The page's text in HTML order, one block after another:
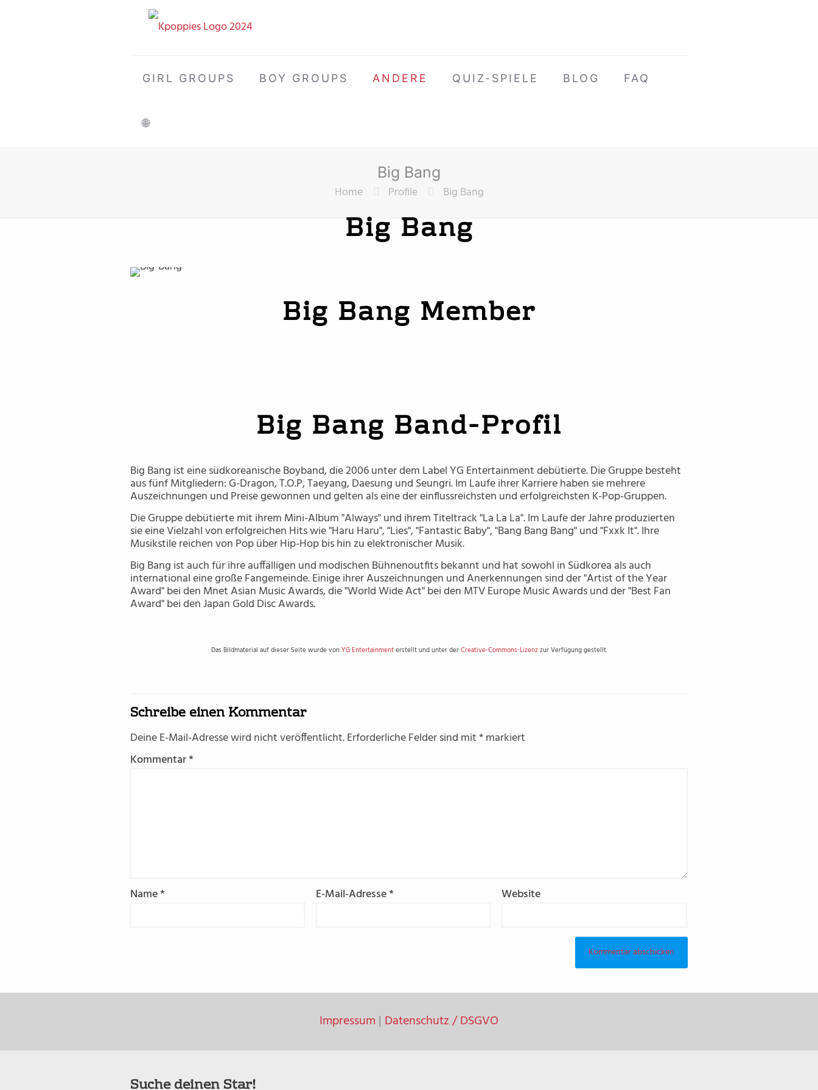
GIRL GROUPS BOY GROUPS ANDERE QUIZ-SPIELE BLOG FAQ
🌐
Big Bang
Home Profile Big Bang
Big Bang
Big Bang Member
Big Bang Band-Profil
Big Bang ist eine südkoreanische Boyband, die 2006 unter dem Label YG Entertainment debütierte. Die Gruppe besteht
aus fünf Mitgliedern: G-Dragon, T.O.P, Taeyang, Daesung und Seungri. Im Laufe ihrer Karriere haben sie mehrere
Auszeichnungen und Preise gewonnen und gelten als eine der einflussreichsten und erfolgreichsten K-Pop-Gruppen.
Die Gruppe debütierte mit ihrem Mini-Album "Always" und ihrem Titeltrack "La La La". Im Laufe der Jahre produzierten
sie eine Vielzahl von erfolgreichen Hits wie "Haru Haru", "Lies", "Fantastic Baby", "Bang Bang Bang" und "Fxxk It". Ihre
Musikstile reichen von Pop über Hip-Hop bis hin zu elektronischer Musik.
Big Bang ist auch für ihre auffälligen und modischen Bühnenoutfits bekannt und hat sowohl in Südkorea als auch
international eine große Fangemeinde. Einige ihrer Auszeichnungen und Anerkennungen sind der "Artist of the Year
Award" bei den Mnet Asian Music Awards, die "World Wide Act" bei den MTV Europe Music Awards und der "Best Fan
Award" bei den Japan Gold Disc Awards.
Das Bildmaterial auf dieser Seite wurde vonYG Entertainmenterstellt und unter derCreative-Commons-Lizenzzur Verfügung gestellt.
Schreibe einen Kommentar
Deine E-Mail-Adresse wird nicht veröffentlicht.Erforderliche Felder sind mit*markiert
Kommentar*
Name* E-Mail-Adresse* Website
Impressum | Datenschutz / DSGVO
Suche deinen Star!